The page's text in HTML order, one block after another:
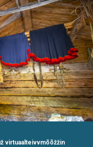
virtuaalteivvmõõžžin